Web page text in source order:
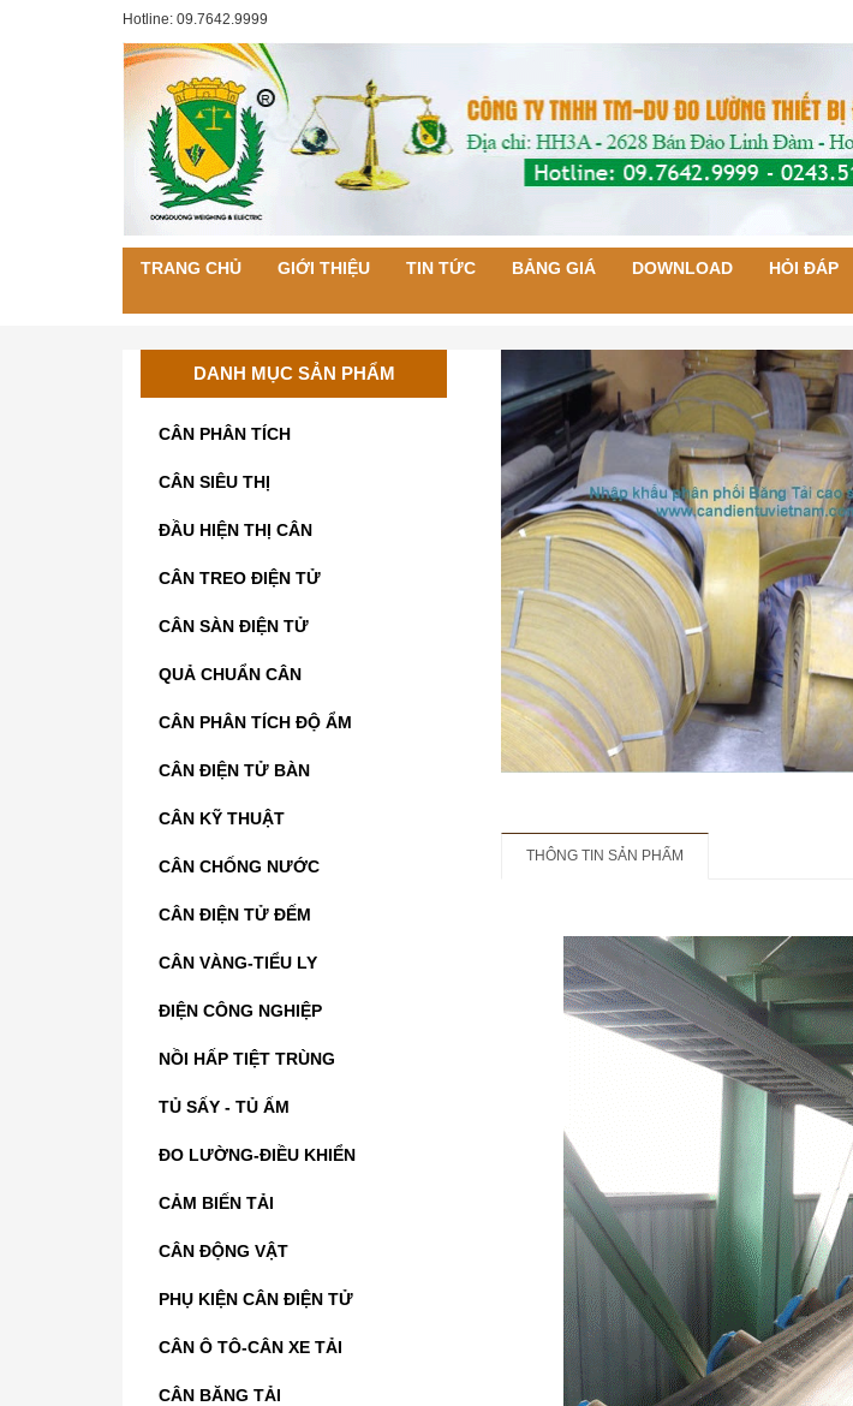
Hotline: 09.7642.9999
TRANG CHỦ GIỚI THIỆU TIN TỨC BẢNG GIÁ DOWNLOAD HỎI ĐÁP
DANH MỤC SẢN PHẨM
CÂN PHÂN TÍCH
CÂN SIÊU THỊ
ĐẦU HIỆN THỊ CÂN
CÂN TREO ĐIỆN TỬ
CÂN SÀN ĐIỆN TỬ
QUẢ CHUẨN CÂN
CÂN PHÂN TÍCH ĐỘ ẨM
CÂN ĐIỆN TỬ BÀN
CÂN KỸ THUẬT
CÂN CHỐNG NƯỚC
CÂN ĐIỆN TỬ ĐẾM
CÂN VÀNG-TIỂU LY
ĐIỆN CÔNG NGHIỆP
NỒI HẤP TIỆT TRÙNG
TỦ SẤY - TỦ ẤM
ĐO LƯỜNG-ĐIỀU KHIỂN
CẢM BIẾN TẢI
CÂN ĐỘNG VẬT
PHỤ KIỆN CÂN ĐIỆN TỬ
CÂN Ô TÔ-CÂN XE TẢI
CÂN BĂNG TẢI
THÔNG TIN SẢN PHẨM